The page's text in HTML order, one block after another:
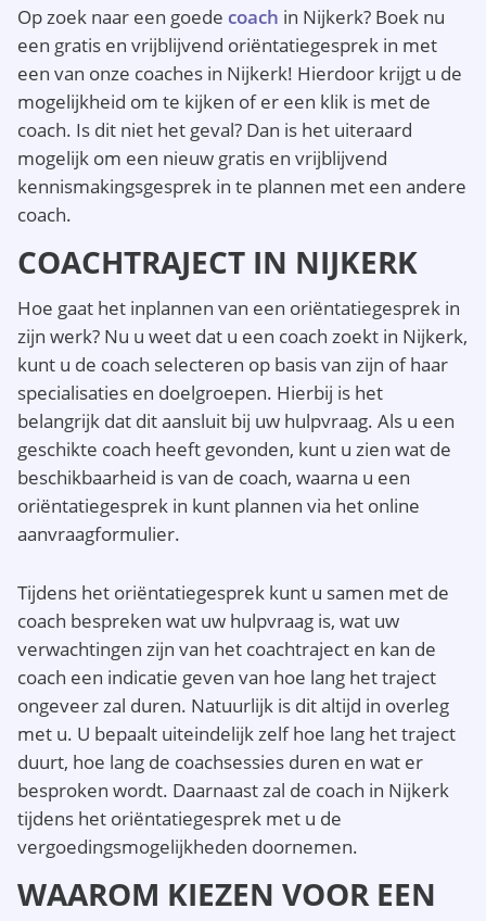
Op zoek naar een goede coach in Nijkerk? Boek nu
een gratis en vrijblijvend oriëntatiegesprek in met
een van onze coaches in Nijkerk! Hierdoor krijgt u de
mogelijkheid om te kijken of er een klik is met de
coach. Is dit niet het geval? Dan is het uiteraard
mogelijk om een nieuw gratis en vrijblijvend
kennismakingsgesprek in te plannen met een andere
coach.
COACHTRAJECT IN NIJKERK
Hoe gaat het inplannen van een oriëntatiegesprek in
zijn werk? Nu u weet dat u een coach zoekt in Nijkerk,
kunt u de coach selecteren op basis van zijn of haar
specialisaties en doelgroepen. Hierbij is het
belangrijk dat dit aansluit bij uw hulpvraag. Als u een
geschikte coach heeft gevonden, kunt u zien wat de
beschikbaarheid is van de coach, waarna u een
oriëntatiegesprek in kunt plannen via het online
aanvraagformulier.
Tijdens het oriëntatiegesprek kunt u samen met de
coach bespreken wat uw hulpvraag is, wat uw
verwachtingen zijn van het coachtraject en kan de
coach een indicatie geven van hoe lang het traject
ongeveer zal duren. Natuurlijk is dit altijd in overleg
met u. U bepaalt uiteindelijk zelf hoe lang het traject
duurt, hoe lang de coachsessies duren en wat er
besproken wordt. Daarnaast zal de coach in Nijkerk
tijdens het oriëntatiegesprek met u de
vergoedingsmogelijkheden doornemen.
WAAROM KIEZEN VOOR EEN